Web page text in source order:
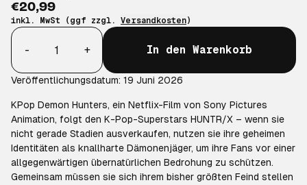
€20,99
inkl. MwSt (ggf zzgl. Versandkosten)
Anzahl
-
+ In den Warenkorb
Veröffentlichungsdatum: 19 Juni 2026
KPop Demon Hunters, ein Netflix-Film von Sony Pictures
Animation, folgt den K-Pop-Superstars HUNTR/X – wenn sie
nicht gerade Stadien ausverkaufen, nutzen sie ihre geheimen
Identitäten als knallharte Dämonenjäger, um ihre Fans vor einer
allgegenwärtigen übernatürlichen Bedrohung zu schützen.
Gemeinsam müssen sie sich ihrem bisher größten Feind stellen